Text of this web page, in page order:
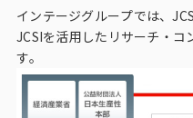
インテージグループでは、
JCSIを活用したリサーチ・コ
す。